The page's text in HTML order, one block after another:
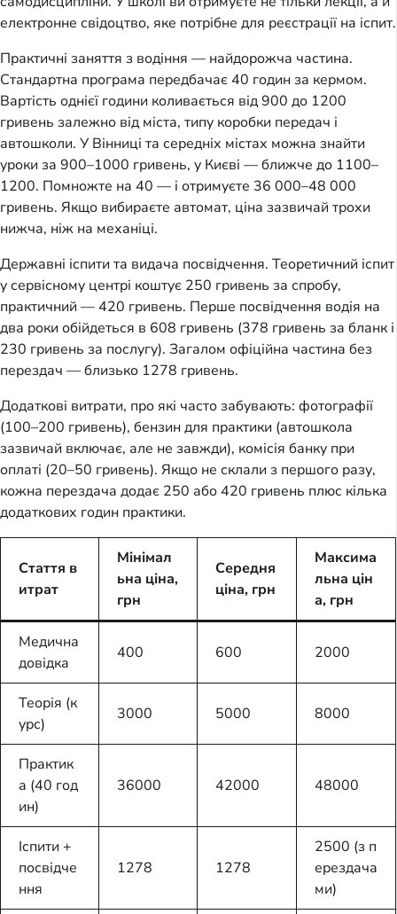
електронне свідоцтво, яке потрібне для реєстрації на іспит.
Практичні заняття з водіння — найдорожча частина.
Стандартна програма передбачає 40 годин за кермом.
Вартість однієї години коливається від 900 до 1200
гривень залежно від міста, типу коробки передач і
автошколи. У Вінниці та середніх містах можна знайти
уроки за 900–1000 гривень, у Києві — ближче до 1100–
1200. Помножте на 40 — і отримуєте 36 000–48 000
гривень. Якщо вибираєте автомат, ціна зазвичай трохи
нижча, ніж на механіці.
Державні іспити та видача посвідчення. Теоретичний іспит
у сервісному центрі коштує 250 гривень за спробу,
практичний — 420 гривень. Перше посвідчення водія на
два роки обійдеться в 608 гривень (378 гривень за бланк і
230 гривень за послугу). Загалом офіційна частина без
перездач — близько 1278 гривень.
Додаткові витрати, про які часто забувають: фотографії
(100–200 гривень), бензин для практики (автошкола
зазвичай включає, але не завжди), комісія банку при
оплаті (20–50 гривень). Якщо не склали з першого разу,
кожна перездача додає 250 або 420 гривень плюс кілька
додаткових годин практики.
Стаття в
итрат
Мінімал
ьна ціна,
грн
Середня
ціна, грн
Максима
льна цін
а, грн
Медична
довідка
400 600 2000
Теорія (к
урс)
3000 5000 8000
Практик
а (40 год
ин)
36000 42000 48000
Іспити +
посвідче
ння
1278 1278
2500 (з п
ерездача
ми)